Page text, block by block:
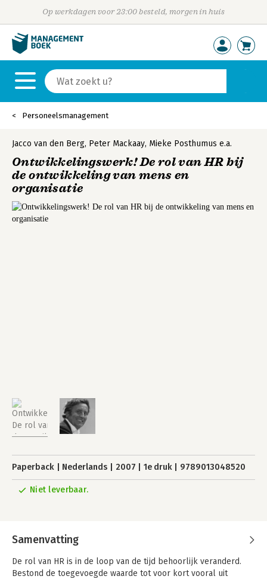
Op werkdagen voor 23:00 besteld, morgen in huis
Personeelsmanagement
Jacco van den Berg, Peter Mackaay, Mieke Posthumus e.a.
Ontwikkelingswerk! De rol van HR bij
de ontwikkeling van mens en
organisatie
Paperback Nederlands 2007 1e druk 9789013048520
Niet leverbaar.
Samenvatting
De rol van HR is in de loop van de tijd behoorlijk veranderd.
Bestond de toegevoegde waarde tot voor kort vooral uit